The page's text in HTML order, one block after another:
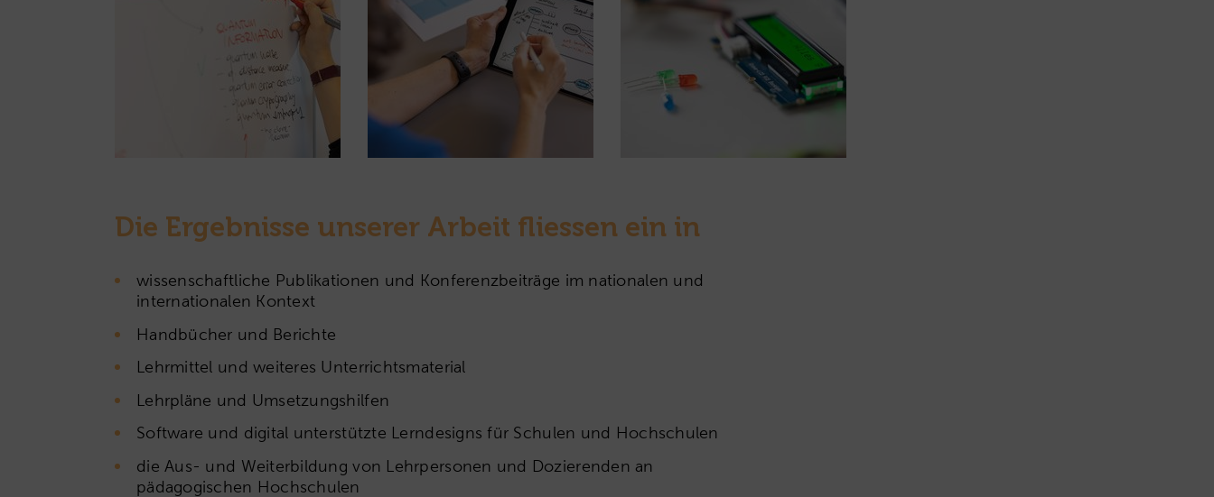
Die Ergebnisse unserer Arbeit fliessen ein in
wissenschaftliche Publikationen und Konferenzbeiträge im nationalen und
internationalen Kontext
Handbücher und Berichte
Lehrmittel und weiteres Unterrichtsmaterial
Lehrpläne und Umsetzungshilfen
Software und digital unterstützte Lerndesigns für Schulen und Hochschulen
die Aus- und Weiterbildung von Lehrpersonen und Dozierenden an
pädagogischen Hochschulen